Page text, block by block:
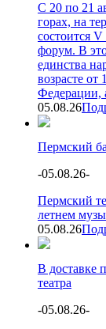
С 20 по 21
горах, на
состоится
форум. В
единства
возрасте от
Федерации,
05.08.26
Пермский
-05.08.26-
Пермский
летнем
05.08.26
В доставке
театра
-05.08.26-